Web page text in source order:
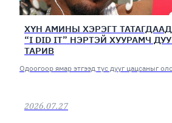
ХҮН АМИНЫ ХЭРЭГТ
“I DID IT” НЭРТЭЙ ХУУРАМЧ
ТАРИВ
Одоогоор ямар этгээд тус дууг цацсаныг
2026.07.27